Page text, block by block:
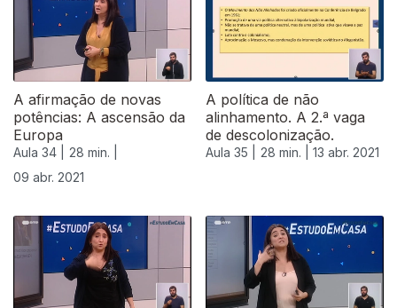
A afirmação de novas
potências: A ascensão da
Europa
Aula 34 |
28 min. |
09 abr. 2021
A política de não
alinhamento. A 2.ª vaga
de descolonização.
Aula 35 | 28 min. | 13 abr. 2021